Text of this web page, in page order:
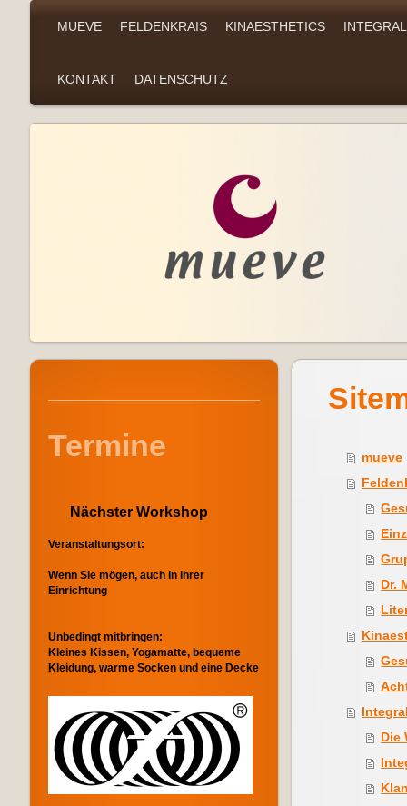
MUEVE FELDENKRAIS KINAESTHETICS
KONTAKT DATENSCHUTZ
mueve
Dr.
Die
Termine
Nächster Workshop
Veranstaltungsort:
Wenn Sie mögen, auch in ihrer
Einrichtung
Unbedingt mitbringen:
Kleines Kissen, Yogamatte, bequeme
Kleidung, warme Socken und eine Decke